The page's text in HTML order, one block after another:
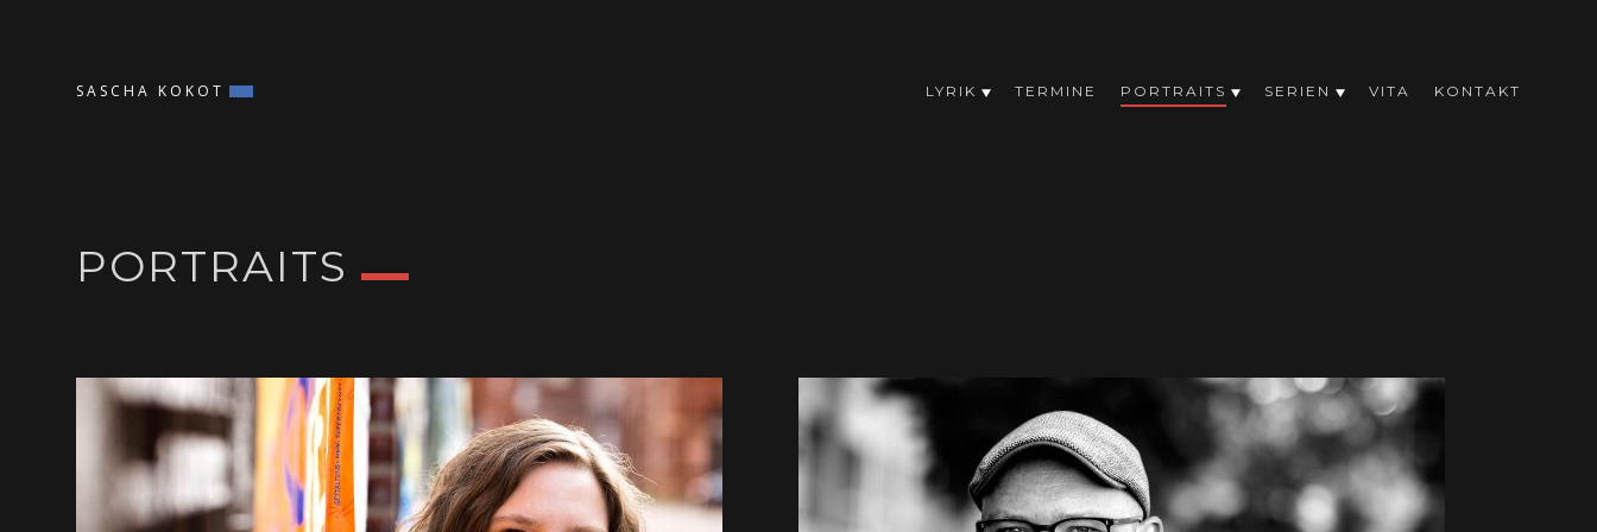
SASCHA KOKOT LYRIK TERMINE PORTRAITS SERIEN VITA KONTAKT
PORTRAITS